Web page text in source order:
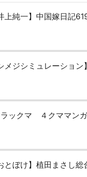
上純一】中国嫁日記
メジシミュレーショ
ラックマ ４クママン
とぼけ】植田まさし